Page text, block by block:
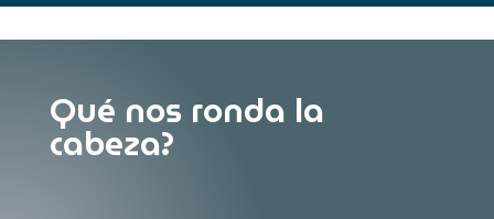
Qué nos ronda la
cabeza?